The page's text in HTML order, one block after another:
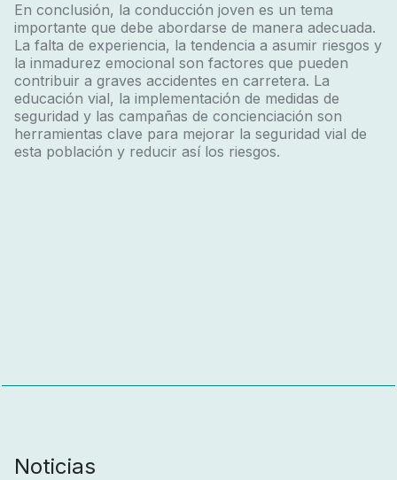
En conclusión, la conducción joven es un tema
importante que debe abordarse de manera adecuada.
La falta de experiencia, la tendencia a asumir riesgos y
la inmadurez emocional son factores que pueden
contribuir a graves accidentes en carretera. La
educación vial, la implementación de medidas de
seguridad y las campañas de concienciación son
herramientas clave para mejorar la seguridad vial de
esta población y reducir así los riesgos.
Noticias